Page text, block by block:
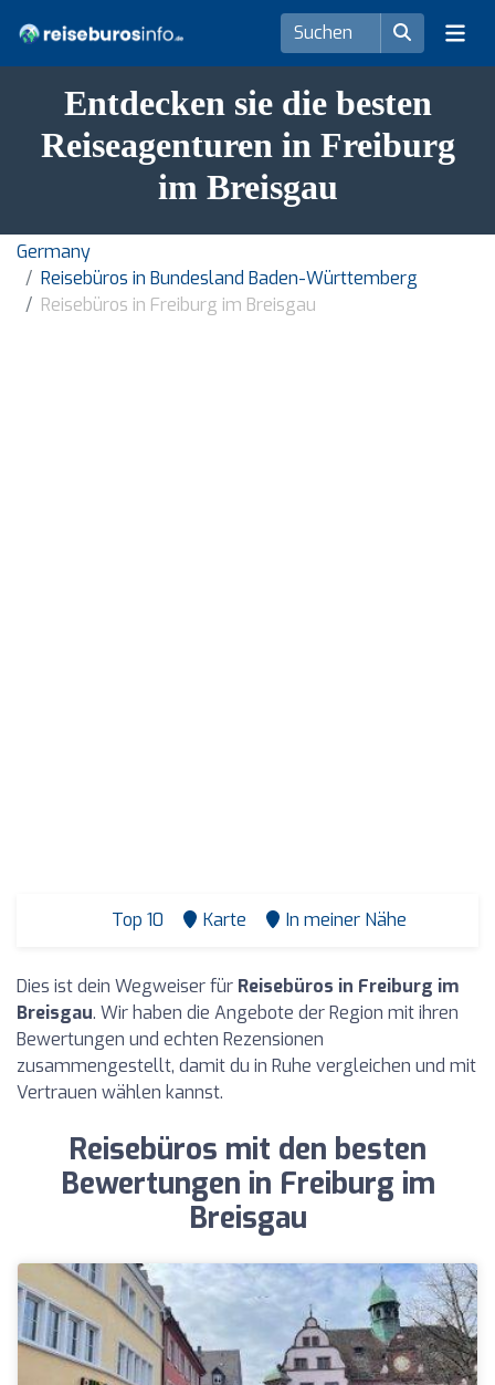
Entdecken sie die besten
Reiseagenturen in Freiburg
im Breisgau
Germany
Reisebüros in Bundesland Baden-Württemberg
Reisebüros in Freiburg im Breisgau
Top 10 Karte In meiner Nähe
Dies ist dein Wegweiser für Reisebüros in Freiburg im
Breisgau. Wir haben die Angebote der Region mit ihren
Bewertungen und echten Rezensionen
zusammengestellt, damit du in Ruhe vergleichen und mit
Vertrauen wählen kannst.
Reisebüros mit den besten
Bewertungen in Freiburg im
Breisgau